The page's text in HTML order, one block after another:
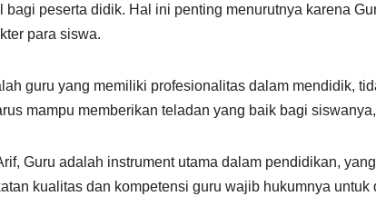
bagi peserta didik. Hal ini penting menurutnya karena
para siswa.
guru yang memiliki profesionalitas dalam mendidik,
mampu memberikan teladan yang baik bagi
Guru adalah instrument utama dalam pendidikan,
kualitas dan kompetensi guru wajib hukumnya